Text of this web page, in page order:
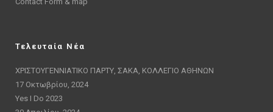
Τελευταία Νέα
ΧΡΙΣΤΟΥΓΕΝΝΙΑΤΙΚΟ ΠΑΡΤΥ, ΣΑΚΑ, ΚΟΛΛΕΓΙΟ ΑΘΗΝΩΝ
17 Οκτωβρίου, 2024
Yes I Do 2023